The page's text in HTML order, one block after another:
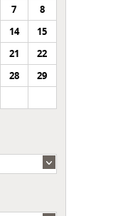
7
8
14
15
21
22
28
29